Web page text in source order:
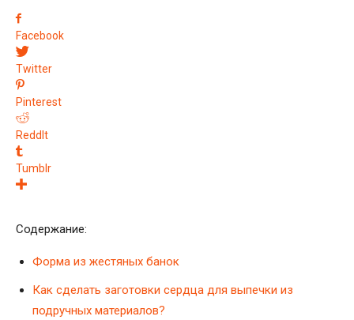
Facebook
Twitter
Pinterest
ReddIt
Tumblr
Содержание:
Форма из жестяных банок
Как сделать заготовки сердца для выпечки из
подручных материалов?